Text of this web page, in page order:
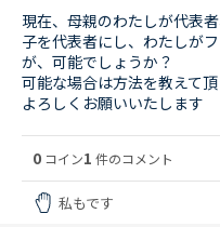
現在、母親のわたしが代表
子を代表者にし、わたしが
が、可能でしょうか？
可能な場合は方法を教えて頂
よろしくお願いいたします
0 コイン1 件のコメント
私もです